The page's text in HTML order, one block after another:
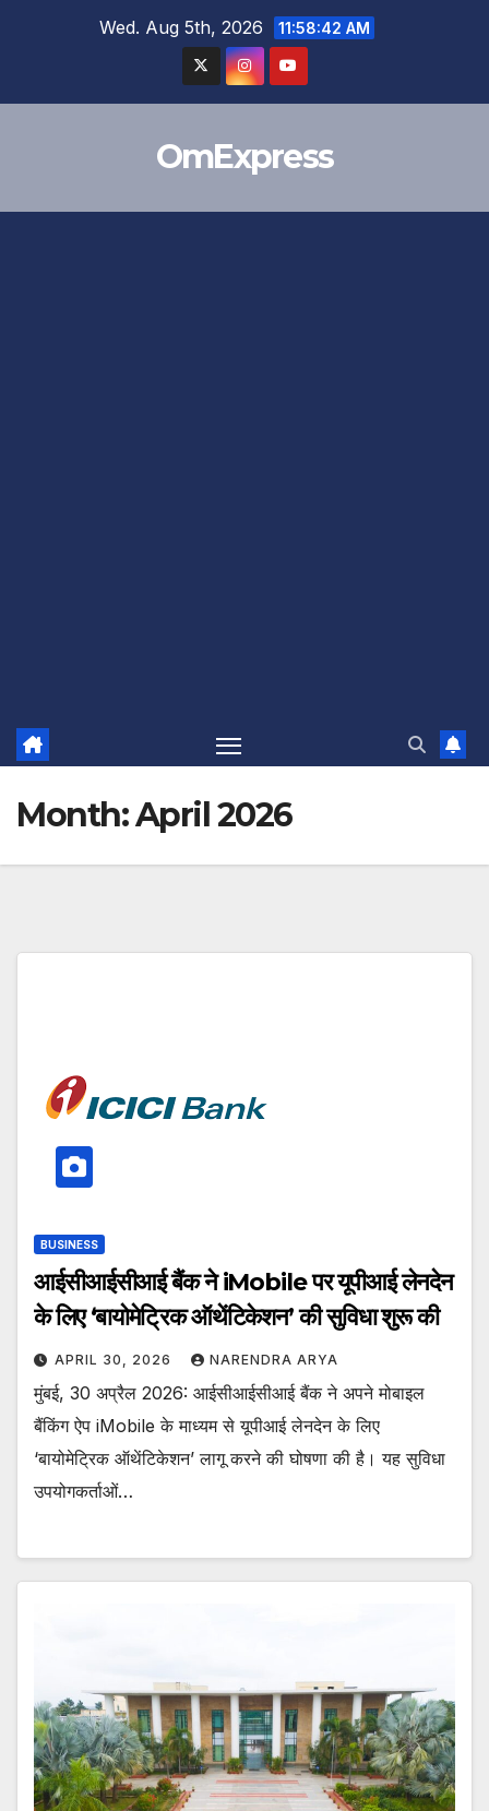
Wed. Aug 5th, 2026 11:58:43 AM
OmExpress
Month:April 2026
BUSINESS
आईसीआईसीआई बैंक ने iMobile पर यूपीआई लेनदेन
के लिए ‘बायोमेट्रिक ऑथेंटिकेशन’ की सुविधा शुरू की
APRIL 30, 2026 NARENDRA ARYA
मुंबई, 30 अप्रैल 2026: आईसीआईसीआई बैंक ने अपने मोबाइल
बैंकिंग ऐप iMobile के माध्यम से यूपीआई लेनदेन के लिए
‘बायोमेट्रिक ऑथेंटिकेशन’ लागू करने की घोषणा की है। यह सुविधा
उपयोगकर्ताओं…